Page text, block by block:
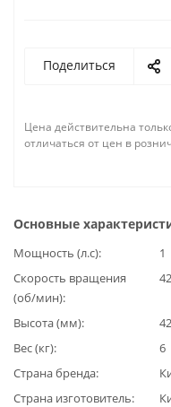
Поделиться
Цена действительна
отличаться от цен в
Основные
Мощность (л.с)
1
Скорость вращения
(об/мин)
Высота (мм)
Вес (кг)
6
Страна бренда
Страна изготовитель